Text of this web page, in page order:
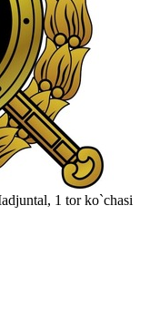
1 tor ko`chasi